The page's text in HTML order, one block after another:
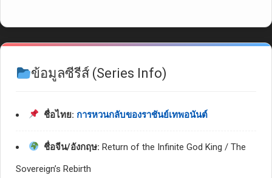
ข้อมูลซีรีส์ (Series Info)
ชื่อไทย: การหวนกลับของราชันย์เทพอนันต์
ชื่อจีน/อังกฤษ: Return of the Infinite God King / The
Sovereign’s Rebirth